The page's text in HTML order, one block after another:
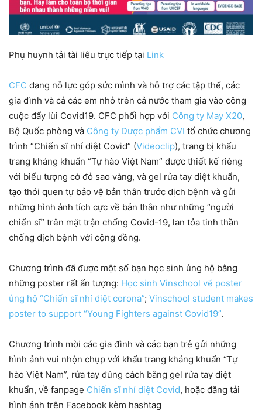
Phụ huynh tải tài liêu trực tiếp tại Link
CFC đang nỗ lực góp sức mình và hỗ trợ các tập thể, các
gia đình và cả các em nhỏ trên cả nước tham gia vào công
cuộc đẩy lùi Covid19. CFC phối hợp với Công ty May X20,
Bộ Quốc phòng và Công ty Dược phẩm CVI tổ chức chương
trình “Chiến sĩ nhí diệt Covid” (Videoclip), trang bị khẩu
trang kháng khuẩn “Tự hào Việt Nam” được thiết kế riêng
với biểu tượng cờ đỏ sao vàng, và gel rửa tay diệt khuẩn,
tạo thói quen tự bảo vệ bản thân trước dịch bệnh và gửi
những hình ảnh tích cực về bản thân như những “người
chiến sĩ” trên mặt trận chống Covid-19, lan tỏa tinh thần
chống dịch bệnh với cộng đồng.
Chương trình đã được một số bạn học sinh ủng hộ bằng
những poster rất ấn tượng: Học sinh Vinschool vẽ poster
ủng hộ “Chiến sĩ nhí diệt corona”; Vinschool student makes
poster to support “Young Fighters against Covid19”.
Chương trình mời các gia đình và các bạn trẻ gửi những
hình ảnh vui nhộn chụp với khẩu trang kháng khuẩn “Tự
hào Việt Nam”, rửa tay đúng cách bằng gel rửa tay diệt
khuẩn, về fanpage Chiến sĩ nhí diệt Covid, hoặc đăng tải
hình ảnh trên Facebook kèm hashtag